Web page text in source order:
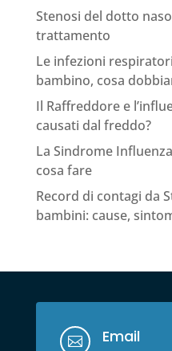
Stenosi del dotto
trattamento
Le infezioni
bambino, cosa
Il Raffreddore e
causati dal freddo?
La Sindrome
cosa fare
Record di contagi da
bambini: cause,
 Email